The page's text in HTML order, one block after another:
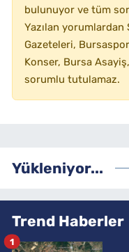
bulunuyor ve tüm
Yazılan yorumlardan
Gazeteleri,
Konser, Bursa
sorumlu tutulamaz.
Yükleniyor...
Trend Haberler
1